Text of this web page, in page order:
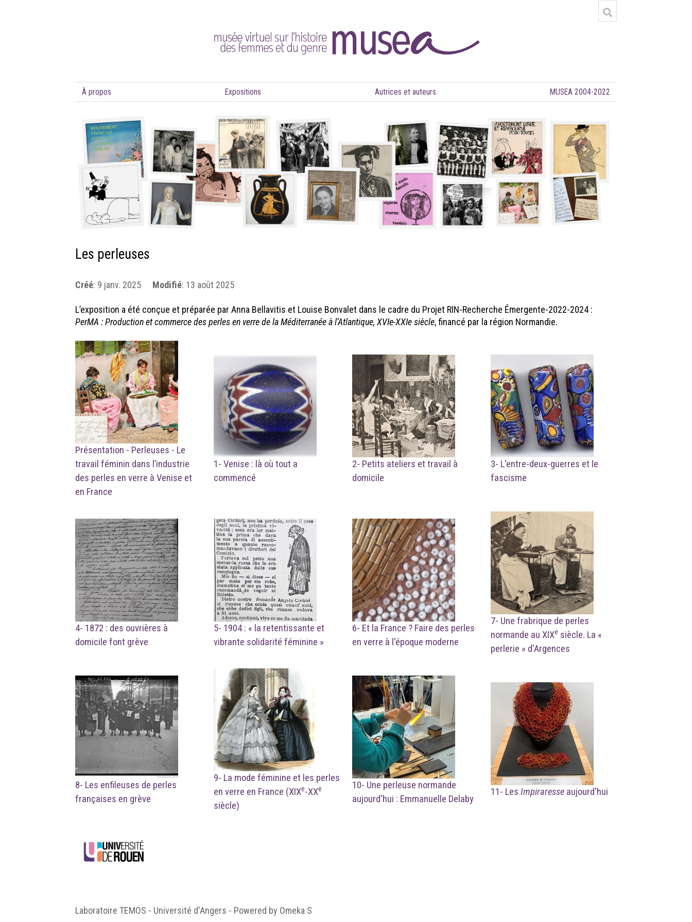
À propos Expositions Autrices et auteurs MUSEA 2004-2022
Les perleuses
Créé: 9 janv. 2025 Modifié: 13 août 2025
L’exposition a été conçue et préparée par Anna Bellavitis et Louise Bonvalet dans le cadre du Projet RIN-Recherche Émergente-2022-2024 :
PerMA : Production et commerce des perles en verre de la Méditerranée à l’Atlantique, XVIe-XXIe siècle, financé par la région Normandie.
Présentation - Perleuses - Le
travail féminin dans l’industrie
des perles en verre à Venise et
en France
1- Venise : là où tout a
commencé
2- Petits ateliers et travail à
domicile
3- L'entre-deux-guerres et le
fascisme
4- 1872 : des ouvrières à
domicile font grève
5- 1904 : « la retentissante et
vibrante solidarité féminine »
6- Et la France ? Faire des perles
en verre à l'époque moderne
7- Une frabrique de perles
normande au XIXe siècle. La «
perlerie » d'Argences
8- Les enfileuses de perles
françaises en grève
9- La mode féminine et les perles
en verre en France (XIXe-XXe
siècle)
10- Une perleuse normande
aujourd'hui : Emmanuelle Delaby
11- Les Impiraresse aujourd'hui
Laboratoire TEMOS - Université d'Angers - Powered by Omeka S